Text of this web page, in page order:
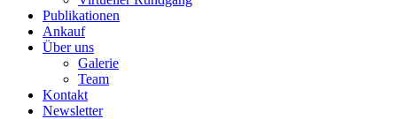
Publikationen
Ankauf
Über uns
Galerie
Team
Kontakt
Newsletter